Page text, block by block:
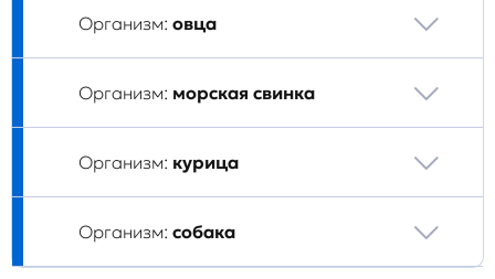
Организм: овца
Организм: морская свинка
Организм: курица
Организм: собака